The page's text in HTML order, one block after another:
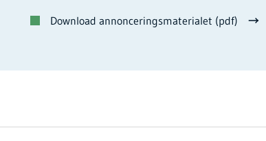
Download annonceringsmaterialet (pdf)